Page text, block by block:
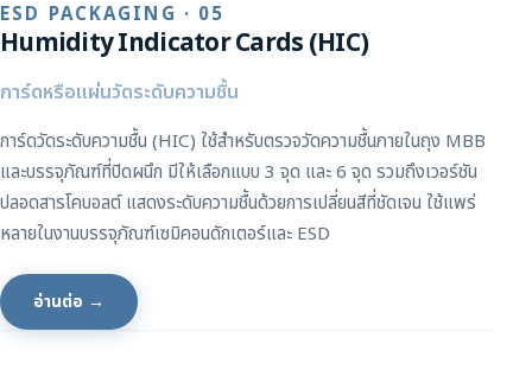
ESD PACKAGING · 05
Humidity Indicator Cards (HIC)
การ์ดหรือแผ่นวัดระดับความชื้น
การ์ดวัดระดับความชื้น (HIC) ใช้สำหรับตรวจวัดความชื้นภายในถุง MBB
และบรรจุภัณฑ์ที่ปิดผนึก มีให้เลือกแบบ 3 จุด และ 6 จุด รวมถึงเวอร์ชัน
ปลอดสารโคบอลต์ แสดงระดับความชื้นด้วยการเปลี่ยนสีที่ชัดเจน ใช้แพร่
หลายในงานบรรจุภัณฑ์เซมิคอนดักเตอร์และ ESD
อ่านต่อ →